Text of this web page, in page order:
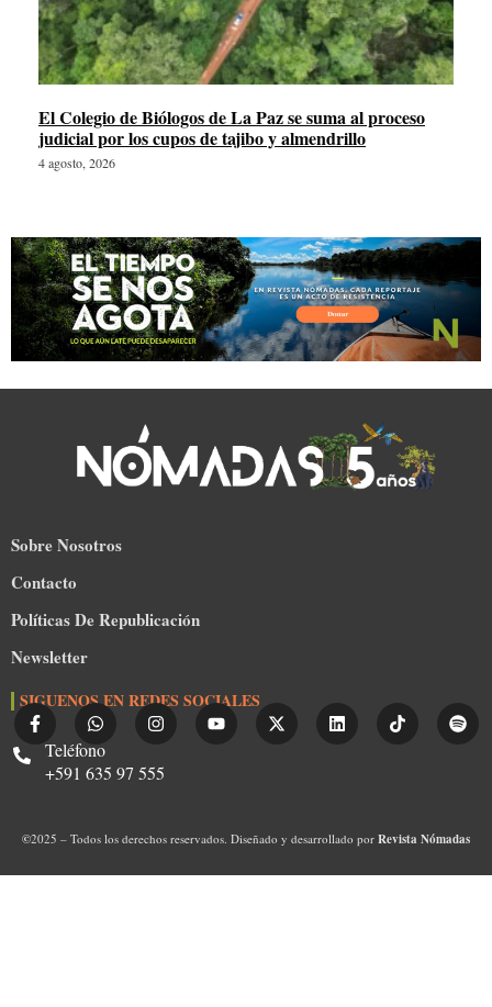
El Colegio de Biólogos de La Paz se suma al proceso
judicial por los cupos de tajibo y almendrillo
4 agosto, 2026
Sobre Nosotros
Contacto
Políticas De Republicación
Newsletter
SIGUENOS EN REDES SOCIALES
Teléfono
+591 635 97 555
©2025 – Todos los derechos reservados. Diseñado y desarrollado por Revista Nómadas